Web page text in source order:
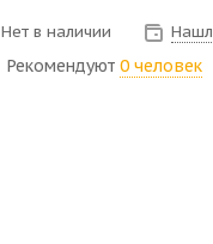
Нет в наличии
Рекомендуют 0 человек